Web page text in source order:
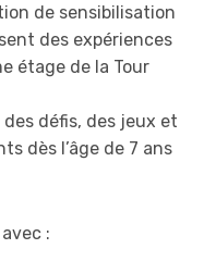
de sensibilisation
des expériences
étage de la Tour
des défis, des jeux et
dès l’âge de 7 ans
: